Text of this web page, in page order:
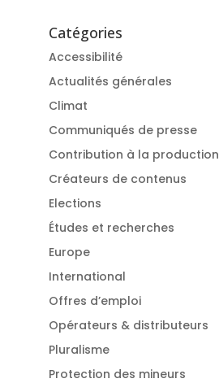
Catégories
Accessibilité
Actualités générales
Climat
Communiqués de presse
Contribution à la production
Créateurs de contenus
Elections
Études et recherches
Europe
International
Offres d’emploi
Opérateurs & distributeurs
Pluralisme
Protection des mineurs